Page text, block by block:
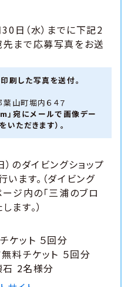
日（水）までに下記2
先まで応募写真をお送
した写真を送付。
山町堀内６４７
宛にメールで画像デー
ただきます）。
のダイビングショップ
ます。（ダイビング
ジ内の「三浦のブロ
ます。）
ケット ５回分
無料チケット ５回分
石 2名様分